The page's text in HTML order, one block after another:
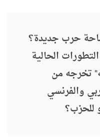
حرب جديدة؟
الحالية
تخرجه من
والفرنسي
للحزب؟